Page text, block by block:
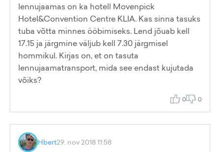
lennujaamas on ka hotell Movenpick
Hotel&Convention Centre KLIA. Kas sinna tasuks
tuba võtta minnes ööbimiseks. Lend jõuab kell
17.15 ja järgmine väljub kell 7.30 järgmisel
hommikul. Kirjas on, et on tasuta
lennujaamatransport, mida see endast kujutada
võiks?
0 0
Hbert29. nov 2018 11:58